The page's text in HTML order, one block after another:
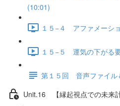
(10:01)
１５−４ アファメーシ
１５−５ 運気の下がる
第１５回 音声ファイル
Unit.16 【縁起視点での未来計